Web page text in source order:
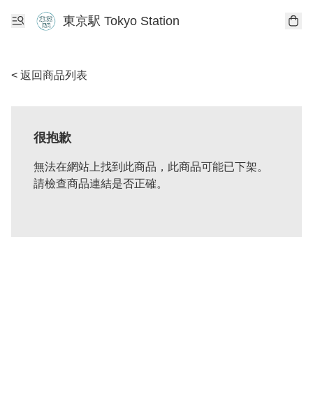
東京駅 Tokyo Station
< 返回商品列表
很抱歉
無法在網站上找到此商品，此商品可能已下架。
請檢查商品連結是否正確。